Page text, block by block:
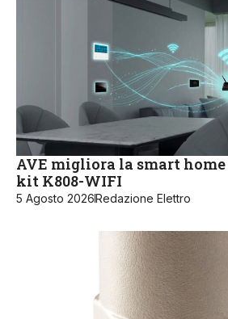
AVE migliora la smart home
kit K808-WIFI
5 Agosto 2026Redazione Elettro